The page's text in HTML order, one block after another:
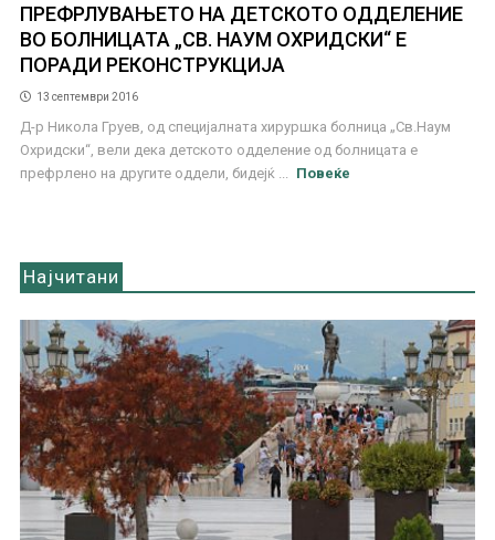
ПРЕФРЛУВАЊЕТО НА ДЕТСКОТО ОДДЕЛЕНИЕ
ВО БОЛНИЦАТА „СВ. НАУМ ОХРИДСКИ“ Е
ПОРАДИ РЕКОНСТРУКЦИЈА
13 септември 2016
Д-р Никола Груев, од специјалната хируршка болница „Св.Наум
Охридски“, вели дека детското одделение од болницата е
префрлено на другите оддели, бидејќ ...
Повеќе
Најчитани